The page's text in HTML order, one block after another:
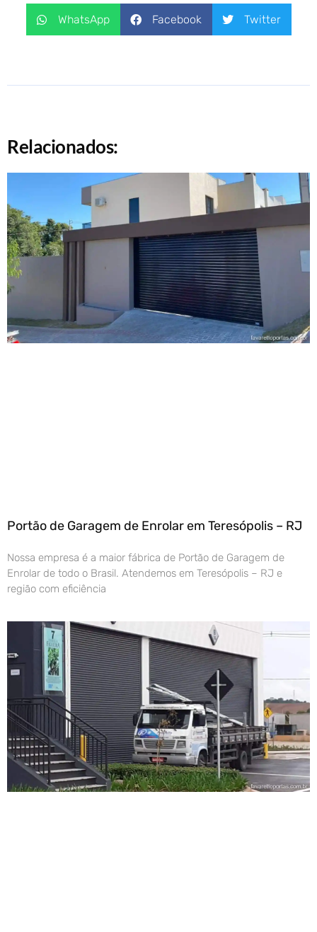
WhatsApp Facebook Twitter
Relacionados:
Portão de Garagem de Enrolar em Teresópolis – RJ
Nossa empresa é a maior fábrica de Portão de Garagem de
Enrolar de todo o Brasil. Atendemos em Teresópolis – RJ e
região com eficiência